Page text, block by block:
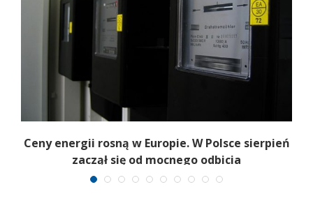
Ceny energii rosną w Europie. W Polsce sierpień
zaczął się od mocnego odbicia